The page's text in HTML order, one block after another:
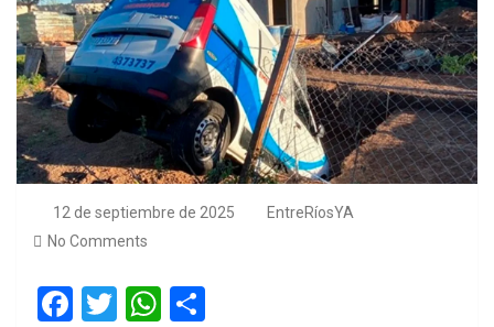
12 de septiembre de 2025
EntreRíosYA
No Comments
F
T
W